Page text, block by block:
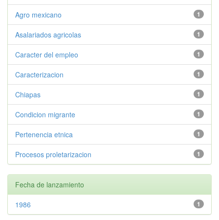
1
Agro mexicano
1
Asalariados agricolas
1
Caracter del empleo
1
Caracterizacion
1
Chiapas
1
Condicion migrante
1
Pertenencia etnica
1
Procesos proletarizacion
Fecha de lanzamiento
1
1986